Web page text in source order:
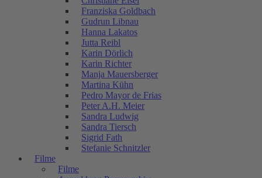
Franziska Goldbach
Gudrun Libnau
Hanna Lakatos
Jutta Reibl
Karin Dörlich
Karin Richter
Manja Mauersberger
Martina Kühn
Pedro Mayor de Frias
Peter A.H. Meier
Sandra Ludwig
Sandra Tiersch
Sigrid Fath
Stefanie Schnitzler
Filme
Filme